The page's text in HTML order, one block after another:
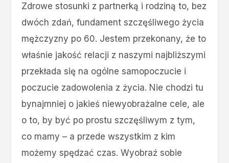
Zdrowe stosunki z partnerką i rodziną to, bez
dwóch zdań, fundament szczęśliwego życia
mężczyzny po 60. Jestem przekonany, że to
właśnie jakość relacji z naszymi najbliższymi
przekłada się na ogólne samopoczucie i
poczucie zadowolenia z życia. Nie chodzi tu
bynajmniej o jakieś niewyobrażalne cele, ale
o to, by być po prostu szczęśliwym z tym,
co mamy – a przede wszystkim z kim
możemy spędzać czas. Wyobraź sobie